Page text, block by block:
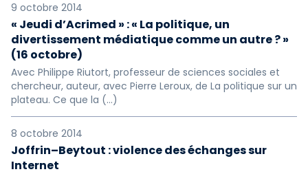
9 octobre 2014
« Jeudi d’Acrimed » : « La politique, un
divertissement médiatique comme un autre ? »
(16 octobre)
Avec Philippe Riutort, professeur de sciences sociales et
chercheur, auteur, avec Pierre Leroux, de La politique sur un
plateau. Ce que la (…)
8 octobre 2014
Joffrin–Beytout : violence des échanges sur
Internet